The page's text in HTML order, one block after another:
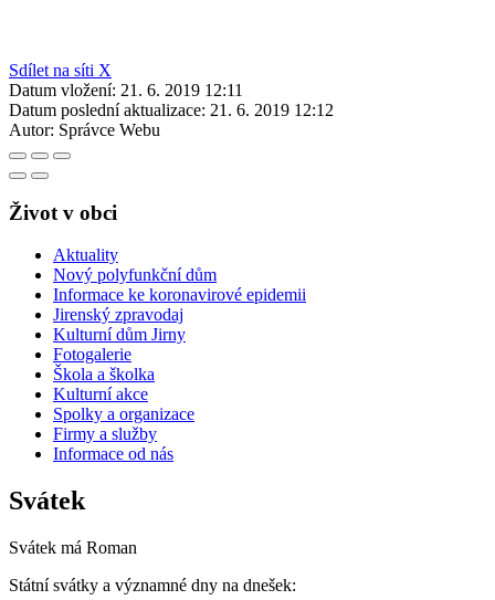
Sdílet na síti X
Datum vložení: 21. 6. 2019 12:11
Datum poslední aktualizace: 21. 6. 2019 12:12
Autor: Správce Webu
Život v obci
Aktuality
Nový polyfunkční dům
Informace ke koronavirové epidemii
Jirenský zpravodaj
Kulturní dům Jirny
Fotogalerie
Škola a školka
Kulturní akce
Spolky a organizace
Firmy a služby
Informace od nás
Svátek
Svátek má Roman
Státní svátky a významné dny na dnešek: